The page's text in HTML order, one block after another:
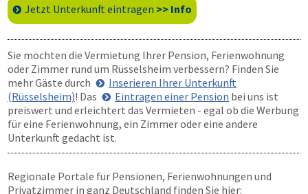
Jetzt Unterkunft eintragen >> Info
Sie möchten die Vermietung Ihrer Pension, Ferienwohnung
oder Zimmer rund um Rüsselsheim verbessern? Finden Sie
mehr Gäste durch
Inserieren Ihrer Unterkunft
(Rüsselsheim)! Das Eintragen einer Pension bei uns ist
preiswert und erleichtert das Vermieten - egal ob die Werbung
für eine Ferienwohnung, ein Zimmer oder eine andere
Unterkunft gedacht ist.
Regionale Portale für Pensionen, Ferienwohnungen und
Privatzimmer in ganz Deutschland finden Sie hier: